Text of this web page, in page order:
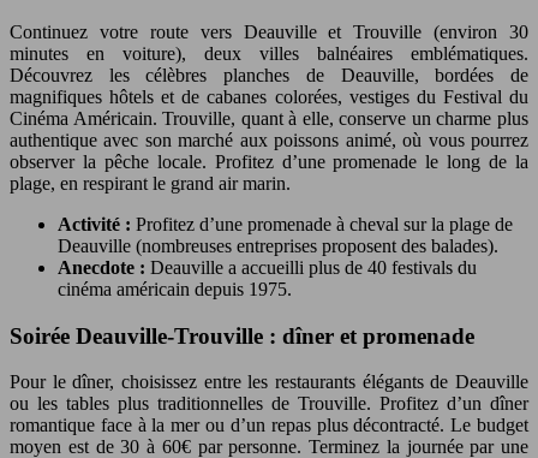
Continuez votre route vers Deauville et Trouville (environ 30
minutes en voiture), deux villes balnéaires emblématiques.
Découvrez les célèbres planches de Deauville, bordées de
magnifiques hôtels et de cabanes colorées, vestiges du Festival du
Cinéma Américain. Trouville, quant à elle, conserve un charme plus
authentique avec son marché aux poissons animé, où vous pourrez
observer la pêche locale. Profitez d’une promenade le long de la
plage, en respirant le grand air marin.
Activité : Profitez d’une promenade à cheval sur la plage de
Deauville (nombreuses entreprises proposent des balades).
Anecdote : Deauville a accueilli plus de 40 festivals du
cinéma américain depuis 1975.
Soirée Deauville-Trouville : dîner et promenade
Pour le dîner, choisissez entre les restaurants élégants de Deauville
ou les tables plus traditionnelles de Trouville. Profitez d’un dîner
romantique face à la mer ou d’un repas plus décontracté. Le budget
moyen est de 30 à 60€ par personne. Terminez la journée par une